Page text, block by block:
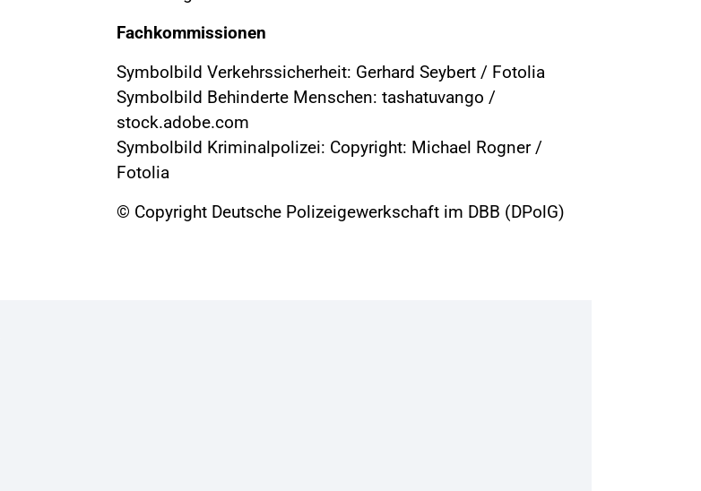
Fachkommissionen
Symbolbild Verkehrssicherheit: Gerhard Seybert / Fotolia
Symbolbild Behinderte Menschen: tashatuvango /
stock.adobe.com
Symbolbild Kriminalpolizei: Copyright: Michael Rogner /
Fotolia
© Copyright Deutsche Polizeigewerkschaft im DBB (DPolG)